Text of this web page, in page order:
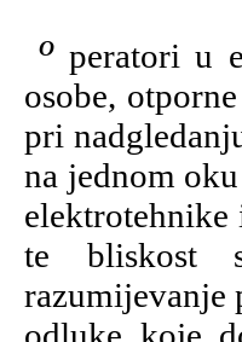
Operatori u elektroenergetskim objektima trebaju biti emocionalno smirene
osobe,
pri
na jednom
elektrotehnike
te bliskost
razumijevanje
odluke koje